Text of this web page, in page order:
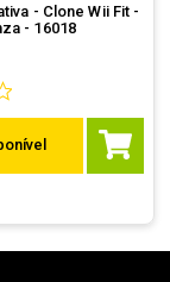
- Clone Wii Fit -
- 16018